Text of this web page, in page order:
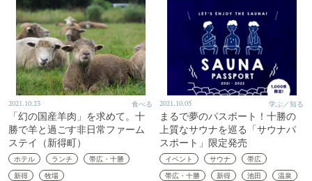
2021.10.23 食べる
「幻の国産羊肉」を求めて。十
勝で羊と過ごす非日常ファーム
ステイ（新得町）
ホテル ランチ
帯広・十勝
新得
牧場
2021.10.05 学ぶ／知る
まるで夢のパスポート！十勝の
上質なサウナを巡る「サウナパ
スポート」限定発売
イベント サウナ
帯広
帯広・十勝
新得 池田
温泉